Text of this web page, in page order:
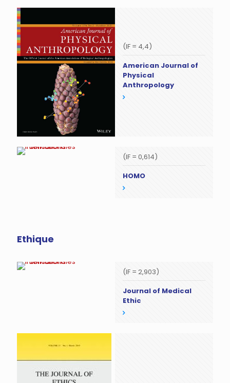
(IF = 4,4)
American Journal of
Physical
Anthropology
(IF = 0,614)
HOMO
Ethique
(IF = 2,903)
Journal of Medical
Ethic